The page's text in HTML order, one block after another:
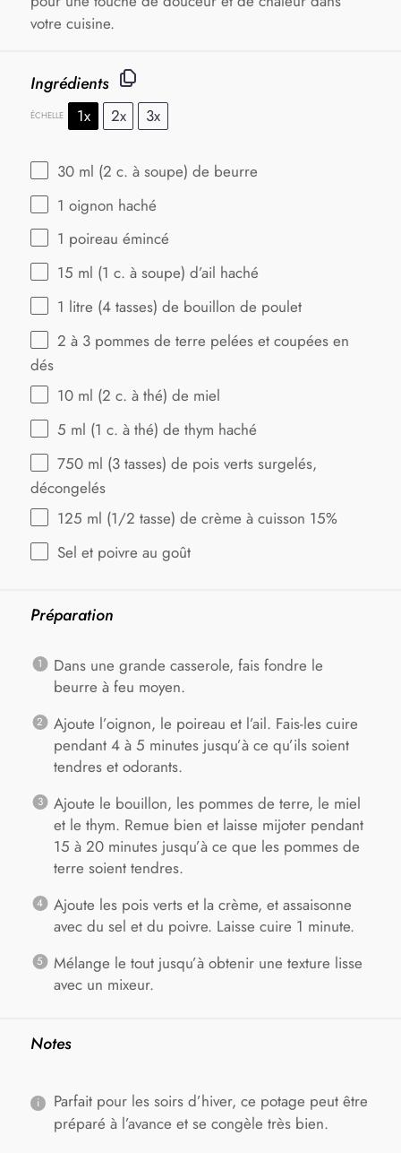
votre cuisine.
Ingrédients
ÉCHELLE 1x 2x 3x
30 ml (2 c. à soupe) de beurre
1 oignon haché
1 poireau émincé
15 ml (1 c. à soupe) d’ail haché
1 litre (4 tasses) de bouillon de poulet
2 à 3 pommes de terre pelées et coupées en
dés
10 ml (2 c. à thé) de miel
5 ml (1 c. à thé) de thym haché
750 ml (3 tasses) de pois verts surgelés,
décongelés
125 ml (1/2 tasse) de crème à cuisson 15%
Sel et poivre au goût
Préparation
Dans une grande casserole, fais fondre le
beurre à feu moyen.
Ajoute l’oignon, le poireau et l’ail. Fais-les cuire
pendant 4 à 5 minutes jusqu’à ce qu’ils soient
tendres et odorants.
Ajoute le bouillon, les pommes de terre, le miel
et le thym. Remue bien et laisse mijoter pendant
15 à 20 minutes jusqu’à ce que les pommes de
terre soient tendres.
Ajoute les pois verts et la crème, et assaisonne
avec du sel et du poivre. Laisse cuire 1 minute.
Mélange le tout jusqu’à obtenir une texture lisse
avec un mixeur.
Notes
Parfait pour les soirs d’hiver, ce potage peut être
préparé à l’avance et se congèle très bien.